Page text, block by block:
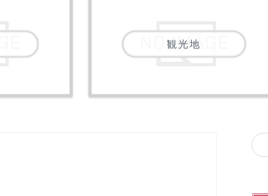
観光地